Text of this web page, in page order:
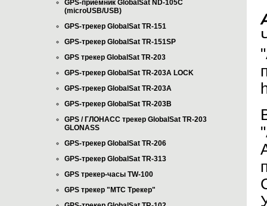
GPS-приёмник GlobalSat ND-105C
(microUSB/USB)
GPS-трекер GlobalSat TR-151
GPS-трекер GlobalSat TR-151SP
GPS трекер GlobalSat TR-203
GPS-трекер GlobalSat TR-203А LOCK
GPS-трекер GlobalSat TR-203А
GPS-трекер GlobalSat TR-203B
GPS / ГЛОНАСС трекер GlobalSat TR-203
GLONASS
GPS-трекер GlobalSat TR-206
GPS-трекер GlobalSat TR-313
GPS трекер-часы TW-100
GPS трекер "МТС Трекер"